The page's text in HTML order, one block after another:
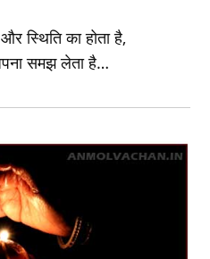
स्थिति का होता है,
समझ लेता है…